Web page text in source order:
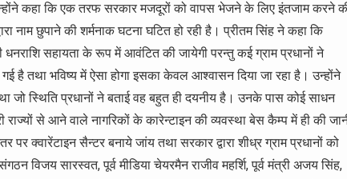
कहा कि एक तरफ सरकार मजदूरों को वापस भेजने के लिए इंतजाम करने
नाम छुपाने की शर्मनाक घटना घटित हो रही है। प्रीतम सिंह ने कहा कि
धनराशि सहायता के रूप में आवंटित की जायेगी परन्तु कई ग्राम प्रधानों ने
है तथा भविष्य में ऐसा होगा इसका केवल आश्वासन दिया जा रहा है। उन्होंने
जो स्थिति प्रधानों ने बताई वह बहुत ही दयनीय है। उनके पास कोई साधन
से आने वाले नागरिकों के कारेन्टाइन की व्यवस्था बेस कैम्प में ही की
क्वारेंटाइन सैन्टर बनाये जांय तथा सरकार द्वारा शीध्र ग्राम प्रधानों को
विजय सारस्वत, पूर्व मीडिया चेयरमैन राजीव महर्शि, पूर्व मंत्री अजय सिंह,